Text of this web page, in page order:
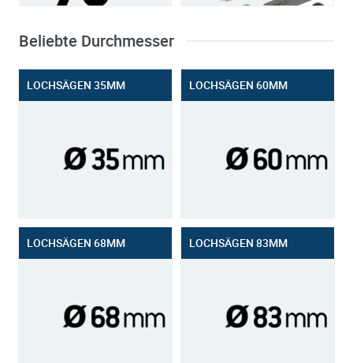
Beliebte Durchmesser
LOCHSÄGEN 35MM LOCHSÄGEN 60MM
LOCHSÄGEN 68MM LOCHSÄGEN 83MM